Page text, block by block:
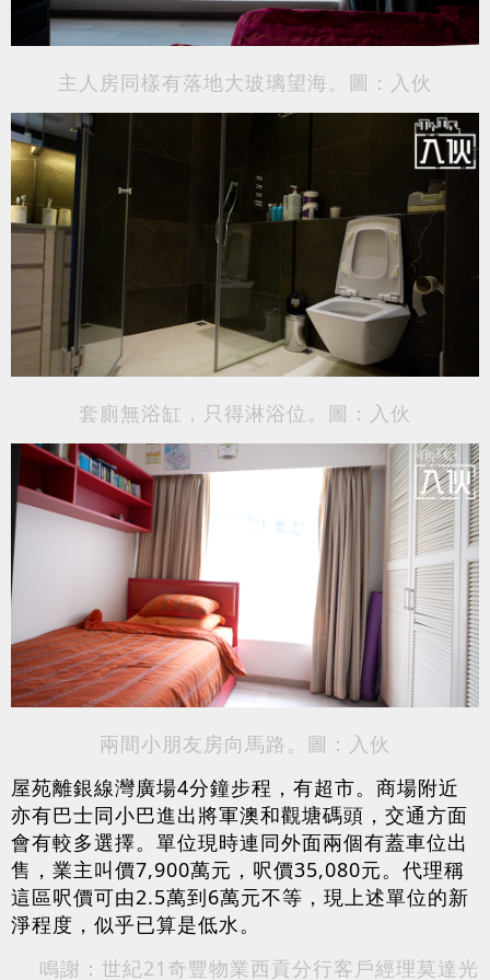
主人房同樣有落地大玻璃望海。圖：入伙
套廁無浴缸，只得淋浴位。圖：入伙
兩間小朋友房向馬路。圖：入伙
屋苑離銀線灣廣場4分鐘步程，有超市。商場附近
亦有巴士同小巴進出將軍澳和觀塘碼頭，交通方面
會有較多選擇。單位現時連同外面兩個有蓋車位出
售，業主叫價7,900萬元，呎價35,080元。代理稱
這區呎價可由2.5萬到6萬元不等，現上述單位的新
淨程度，似乎已算是低水。
鳴謝：世紀21奇豐物業西貢分行客戶經理莫達光